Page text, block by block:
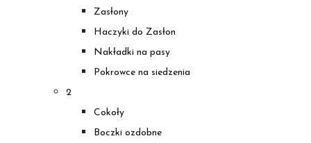
Zasłony
Haczyki do Zasłon
Nakładki na pasy
Pokrowce na siedzenia
2
Cokoły
Boczki ozdobne